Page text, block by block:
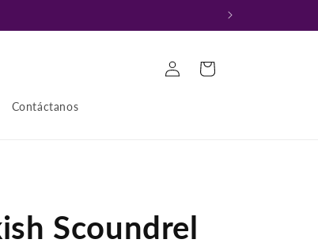
Contáctanos
Iniciar
sesión
Carrito
Scoundrel